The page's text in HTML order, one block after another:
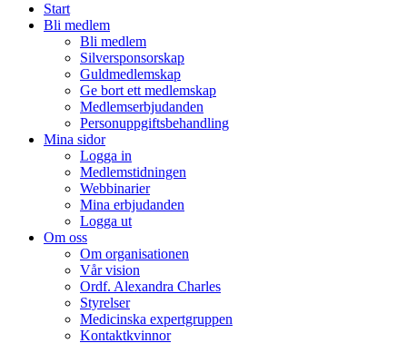
Start
Bli medlem
Bli medlem
Silversponsorskap
Guldmedlemskap
Ge bort ett medlemskap
Medlemserbjudanden
Personuppgiftsbehandling
Mina sidor
Logga in
Medlemstidningen
Webbinarier
Mina erbjudanden
Logga ut
Om oss
Om organisationen
Vår vision
Ordf. Alexandra Charles
Styrelser
Medicinska expertgruppen
Kontaktkvinnor